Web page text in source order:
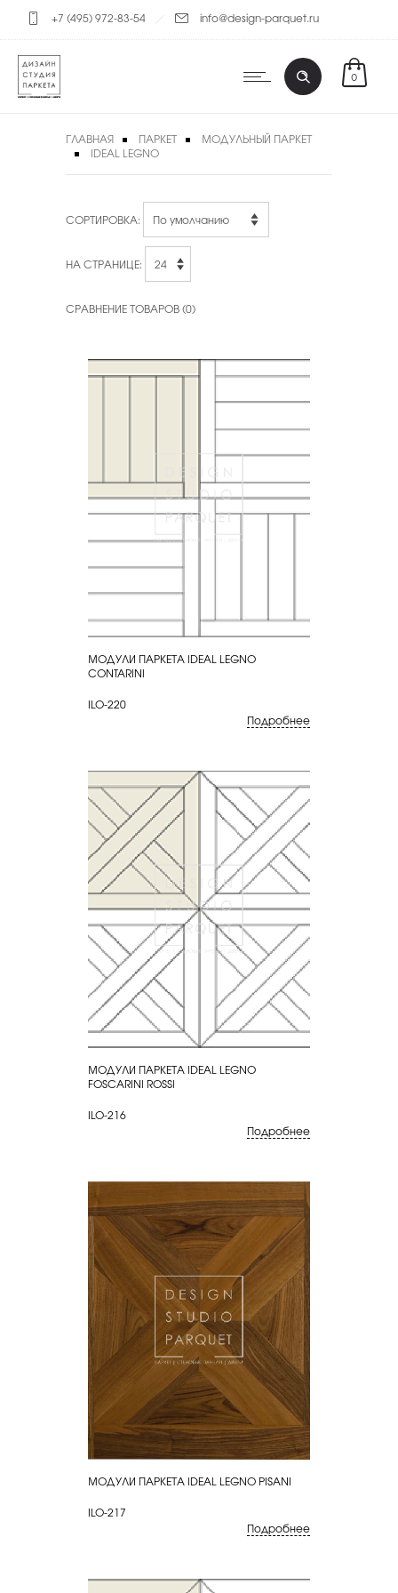
+7 (495) 972-83-54 info@design-parquet.ru
0
ГЛАВНАЯ ПАРКЕТ
МОДУЛЬНЫЙ ПАРКЕТ
IDEAL LEGNO
СОРТИРОВКА:
НА СТРАНИЦЕ:
СРАВНЕНИЕ ТОВАРОВ (0)
КУПИТЬ
МОДУЛИ ПАРКЕТА IDEAL LEGNO
CONTARINI
ILO-220
Подробнее
КУПИТЬ
МОДУЛИ ПАРКЕТА IDEAL LEGNO
FOSCARINI ROSSI
ILO-216
Подробнее
КУПИТЬ
МОДУЛИ ПАРКЕТА IDEAL LEGNO PISANI
ILO-217
Подробнее